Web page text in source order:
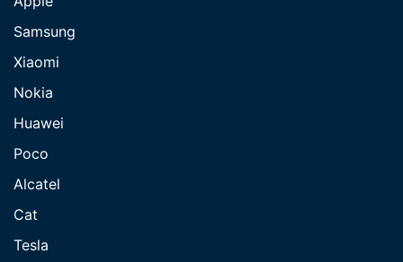
Samsung
Xiaomi
Nokia
Huawei
Poco
Alcatel
Cat
Tesla